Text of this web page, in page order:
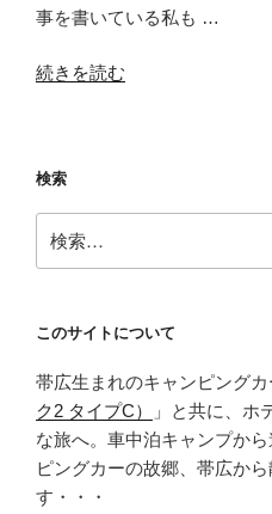
事を書いている私も …
“道
の
関
宿
に、
っ
も
美
味
し
い
続きを読む
検索
索:
このサイトについて
帯広生まれのキャンピングカ
ク2 タイプC）
」と共に、ホ
な旅へ。車中泊キャンプか
ピングカーの故郷、帯広か
す・・・